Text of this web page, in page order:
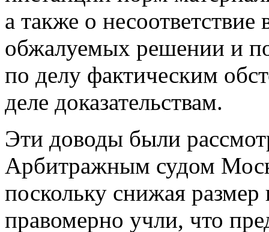
а также о
обжалуемых решении и
по делу фактическим
деле доказательствам.
Эти доводы были
Арбитражным судом
поскольку снижая
правомерно учли, что